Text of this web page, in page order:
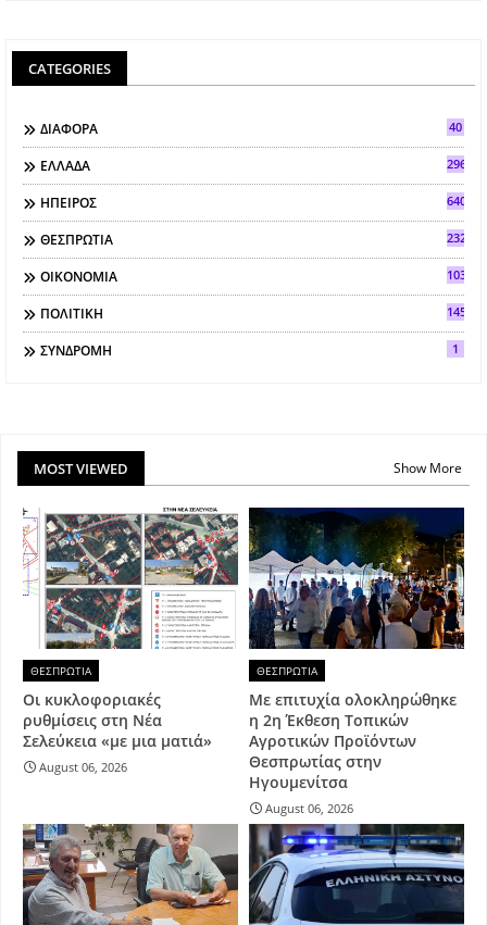
CATEGORIES
ΔΙΑΦΟΡΑ 40
ΕΛΛΑΔΑ 296
ΗΠΕΙΡΟΣ 640
ΘΕΣΠΡΩΤΙΑ 2321
ΟΙΚΟΝΟΜΙΑ 103
ΠΟΛΙΤΙΚΗ 145
ΣΥΝΔΡΟΜΗ 1
MOST VIEWED Show More
ΘΕΣΠΡΩΤΙΑ
Οι κυκλοφοριακές
ρυθμίσεις στη Νέα
Σελεύκεια «με μια ματιά»
August 06, 2026
ΘΕΣΠΡΩΤΙΑ
Με επιτυχία ολοκληρώθηκε
η 2η Έκθεση Τοπικών
Αγροτικών Προϊόντων
Θεσπρωτίας στην
Ηγουμενίτσα
August 06, 2026